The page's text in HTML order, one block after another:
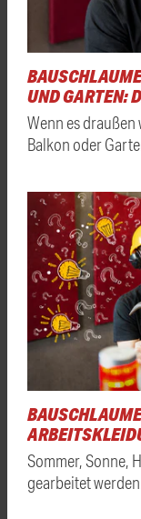
UND GARTEN:
Wenn es
Balkon oder
Sommer, Sonne,
gearbeitet